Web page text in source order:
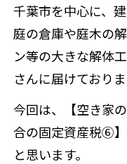
千葉市を中心に、
庭の倉庫や庭木の
ン等の大きな解体
さんに届けておりま
今回は、【空き家
合の固定資産税⑥
と思います。